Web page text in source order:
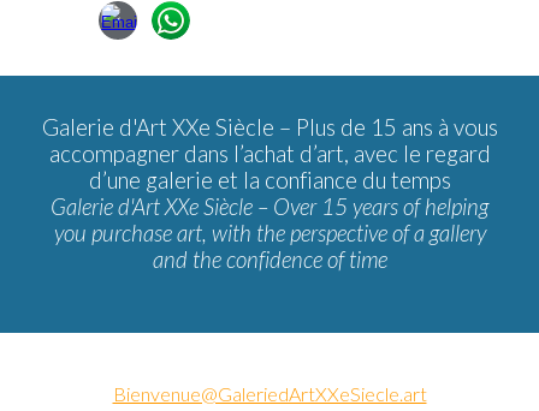
Galerie d'Art XXe Siècle – Plus de 15 ans à vous
accompagner dans l’achat d’art, avec le regard
d’une galerie et la confiance du temps
Galerie d'Art XXe Siècle – Over 15 years of helping
you purchase art, with the perspective of a gallery
and the confidence of time
Bienvenue@GaleriedArtXXeSiecle.art